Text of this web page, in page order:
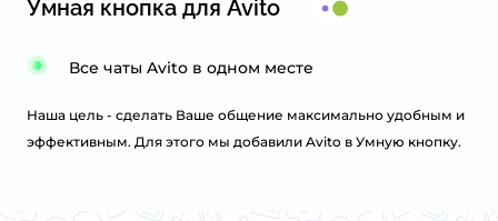
Умная кнопка для Avito
Все чаты Avito в одном месте
Наша цель - сделать Ваше общение максимально удобным и
эффективным. Для этого мы добавили Avito в Умную кнопку.